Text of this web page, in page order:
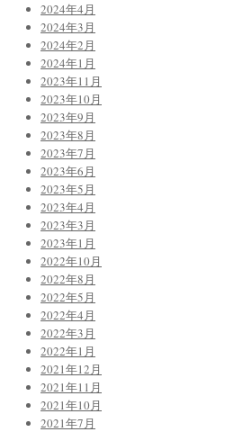
2024年4月
2024年3月
2024年2月
2024年1月
2023年11月
2023年10月
2023年9月
2023年8月
2023年7月
2023年6月
2023年5月
2023年4月
2023年3月
2023年1月
2022年10月
2022年8月
2022年5月
2022年4月
2022年3月
2022年1月
2021年12月
2021年11月
2021年10月
2021年7月